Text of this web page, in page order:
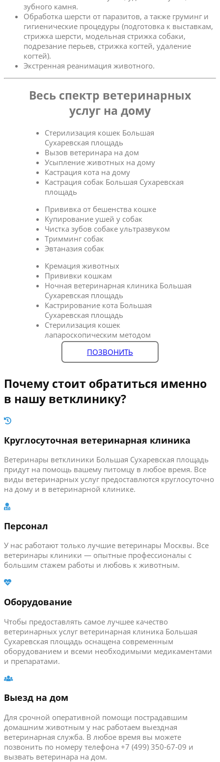
зубного камня.
Обработка шерсти от паразитов, а также груминг и
гигиенические процедуры (подготовка к выставкам,
стрижка шерсти, модельная стрижка собаки,
подрезание перьев, стрижка когтей, удаление
когтей).
Экстренная реанимация животного.
Весь спектр ветеринарных
услуг на дому
Стерилизация кошек Большая
Сухаревская площадь
Вызов ветеринара на дом
Усыпление животных на дому
Кастрация кота на дому
Кастрация собак Большая Сухаревская
площадь
Прививка от бешенства кошке
Купирование ушей у собак
Чистка зубов собаке ультразвуком
Тримминг собак
Эвтаназия собак
Кремация животных
Прививки кошкам
Ночная ветеринарная клиника Большая
Сухаревская площадь
Кастрирование кота Большая
Сухаревская площадь
Стерилизация кошек
лапароскопическим методом
ПОЗВОНИТЬ
Почему стоит обратиться именно
в нашу ветклинику?
Круглосуточная ветеринарная клиника
Ветеринары ветклиники Большая Сухаревская площадь
придут на помощь вашему питомцу в любое время. Все
виды ветеринарных услуг предоставлются круглосуточно
на дому и в ветеринарной клинике.
Персонал
У нас работают только лучшие ветеринары Москвы. Все
ветеринары клиники — опытные профессионалы с
большим стажем работы и любовь к животным.
Оборудование
Чтобы предоставлять самое лучшее качество
ветеринарных услуг ветеринарная клиника Большая
Сухаревская площадь оснащена современным
оборудованием и всеми необходимыми медикаментами
и препаратами.
Выезд на дом
Для срочной оперативной помощи пострадавшим
домашним животным у нас работаем выездная
ветеринарная служба. В любое время вы можете
позвонить по номеру телефона +7 (499) 350-67-09 и
вызвать ветеринара на дом.